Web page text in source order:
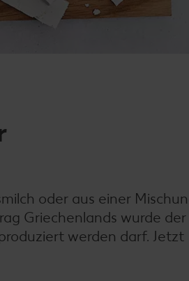
oder aus einer
Griechenlands wurde der
werden darf. Jetzt